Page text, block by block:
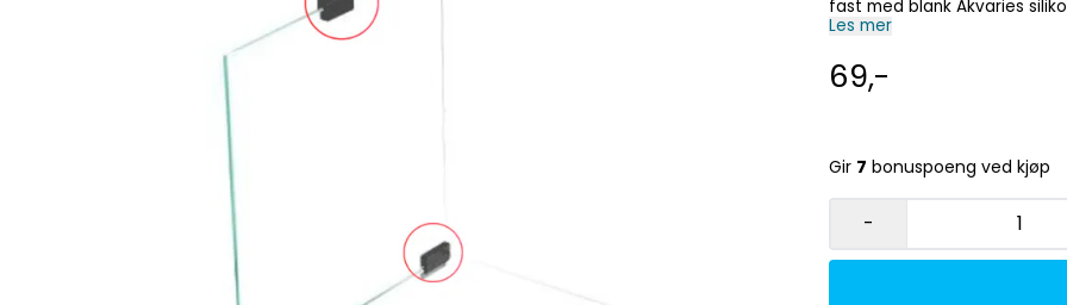
Les mer
69,-
Gir 7 bonuspoeng ved kjøp
-